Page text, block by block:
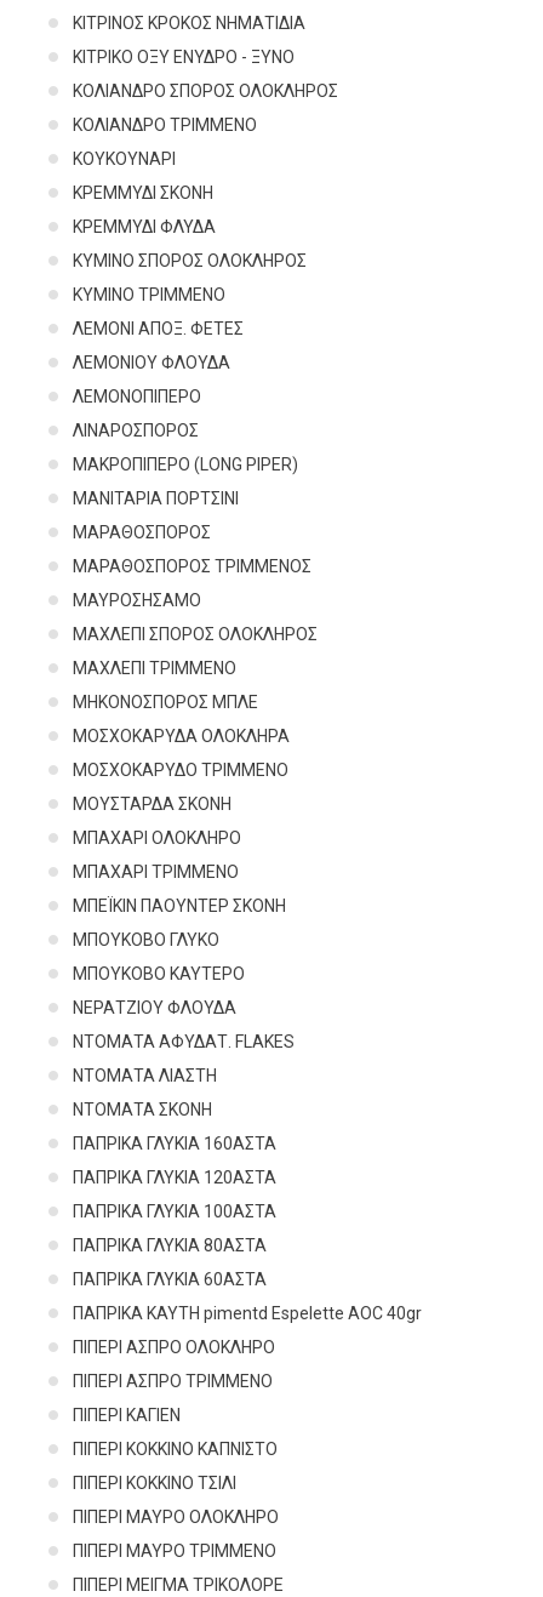
ΚΙΤΡΙΝΟΣ ΚΡΟΚΟΣ ΝΗΜΑΤΙΔΙΑ
ΚΙΤΡΙΚΟ ΟΞΥ ΕΝΥΔΡΟ - ΞΥΝΟ
ΚΟΛΙΑΝΔΡΟ ΣΠΟΡΟΣ ΟΛΟΚΛΗΡΟΣ
ΚΟΛΙΑΝΔΡΟ ΤΡΙΜΜΕΝΟ
ΚΟΥΚΟΥΝΑΡΙ
ΚΡΕΜΜΥΔΙ ΣΚΟΝΗ
ΚΡΕΜΜΥΔΙ ΦΛΥΔΑ
ΚΥΜΙΝΟ ΣΠΟΡΟΣ ΟΛΟΚΛΗΡΟΣ
ΚΥΜΙΝΟ ΤΡΙΜΜΕΝΟ
ΛΕΜΟΝΙ ΑΠΟΞ. ΦΕΤΕΣ
ΛΕΜΟΝΙΟΥ ΦΛΟΥΔΑ
ΛΕΜΟΝΟΠΙΠΕΡΟ
ΛΙΝΑΡΟΣΠΟΡΟΣ
ΜΑΚΡΟΠΙΠΕΡΟ (LONG PIPER)
ΜΑΝΙΤΑΡΙΑ ΠΟΡΤΣΙΝΙ
ΜΑΡΑΘΟΣΠΟΡΟΣ
ΜΑΡΑΘΟΣΠΟΡΟΣ ΤΡΙΜΜΕΝΟΣ
ΜΑΥΡΟΣΗΣΑΜΟ
ΜΑΧΛΕΠΙ ΣΠΟΡΟΣ ΟΛΟΚΛΗΡΟΣ
ΜΑΧΛΕΠΙ ΤΡΙΜΜΕΝΟ
ΜΗΚΟΝΟΣΠΟΡΟΣ ΜΠΛΕ
ΜΟΣΧΟΚΑΡΥΔΑ ΟΛΟΚΛΗΡΑ
ΜΟΣΧΟΚΑΡΥΔΟ ΤΡΙΜΜΕΝΟ
ΜΟΥΣΤΑΡΔΑ ΣΚΟΝΗ
ΜΠΑΧΑΡΙ ΟΛΟΚΛΗΡΟ
ΜΠΑΧΑΡΙ ΤΡΙΜΜΕΝΟ
ΜΠΕΪΚΙΝ ΠΑΟΥΝΤΕΡ ΣΚΟΝΗ
ΜΠΟΥΚΟΒΟ ΓΛΥΚΟ
ΜΠΟΥΚΟΒΟ ΚΑΥΤΕΡΟ
ΝΕΡΑΤΖΙΟΥ ΦΛΟΥΔΑ
ΝΤΟΜΑΤΑ ΑΦΥΔΑΤ. FLAKES
ΝΤΟΜΑΤΑ ΛΙΑΣΤΗ
ΝΤΟΜΑΤΑ ΣΚΟΝΗ
ΠΑΠΡΙΚΑ ΓΛΥΚΙΑ 160ΑΣΤΑ
ΠΑΠΡΙΚΑ ΓΛΥΚΙΑ 120ΑΣΤΑ
ΠΑΠΡΙΚΑ ΓΛΥΚΙΑ 100ΑΣΤΑ
ΠΑΠΡΙΚΑ ΓΛΥΚΙΑ 80ΑΣΤΑ
ΠΑΠΡΙΚΑ ΓΛΥΚΙΑ 60ΑΣΤΑ
ΠΑΠΡΙΚΑ ΚΑΥΤΗ pimentd Espelette AOC 40gr
ΠΙΠΕΡΙ ΑΣΠΡΟ ΟΛΟΚΛΗΡΟ
ΠΙΠΕΡΙ ΑΣΠΡΟ ΤΡΙΜΜΕΝΟ
ΠΙΠΕΡΙ ΚΑΓΙΕΝ
ΠΙΠΕΡΙ ΚΟΚΚΙΝΟ ΚΑΠΝΙΣΤΟ
ΠΙΠΕΡΙ ΚΟΚΚΙΝΟ ΤΣΙΛΙ
ΠΙΠΕΡΙ ΜΑΥΡΟ ΟΛΟΚΛΗΡΟ
ΠΙΠΕΡΙ ΜΑΥΡΟ ΤΡΙΜΜΕΝΟ
ΠΙΠΕΡΙ ΜΕΙΓΜΑ ΤΡΙΚΟΛΟΡΕ